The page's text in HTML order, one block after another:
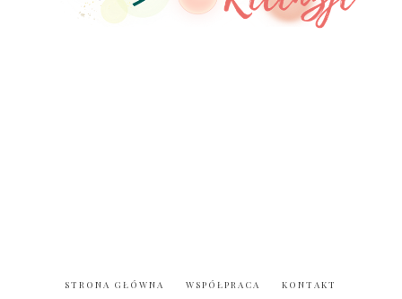
STRONA GŁÓWNA WSPÓŁPRACA
KONTAKT